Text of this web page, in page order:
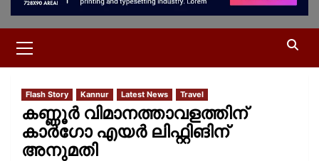
Flash Story Kannur Latest News Travel
കണ്ണൂർ വിമാനത്താവളത്തിന്
കാർഗോ എയർ ലിഫ്റ്റിങിന്
അനുമതി